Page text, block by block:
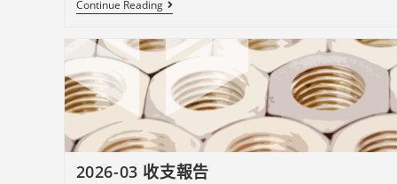
Continue Reading2026-
04
電
職
場
團
契
平
安
月
事
工
2026-03 收支報告